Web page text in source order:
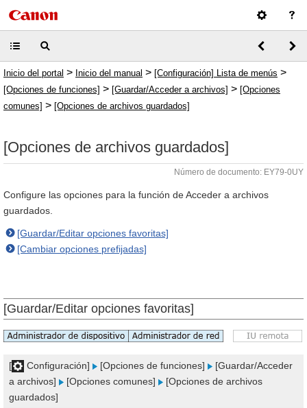
Inicio del portal > Inicio del manual > [Configuración] Lista de menús >
[Opciones de funciones] > [Guardar/Acceder a archivos] > [Opciones
comunes] > [Opciones de archivos guardados]
[Opciones de archivos guardados]
Número de documento: EY79-0UY
Configure las opciones para la función de Acceder a archivos
guardados.
[Guardar/Editar opciones favoritas]
[Cambiar opciones prefijadas]
[Guardar/Editar opciones favoritas]
[ Configuración] [Opciones de funciones]
[Guardar/Acceder
a archivos]
[Opciones comunes]
[Opciones de archivos
guardados]